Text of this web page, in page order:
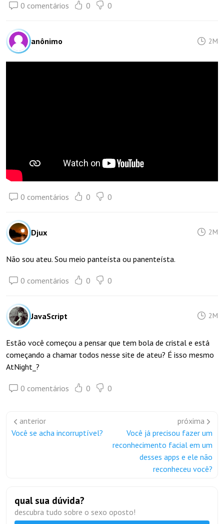
0 comentários 0 0
anônimo 2M
0 comentários 0 0
Djux 2M
Não sou ateu. Sou meio panteísta ou panenteísta.
0 comentários 0 0
JavaScript 2M
Estão você começou a pensar que tem bola de cristal e está
começando a chamar todos nesse site de ateu? É isso mesmo
AtNight_?
0 comentários 0 0
anterior
Você se acha incorruptível?
próxima
Você já precisou fazer um
reconhecimento facial em um
desses apps e ele não
reconheceu você?
qual sua dúvida?
descubra tudo sobre o sexo oposto!